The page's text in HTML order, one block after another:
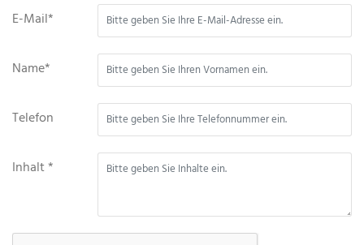
E-Mail*
Name*
Telefon
Inhalt *